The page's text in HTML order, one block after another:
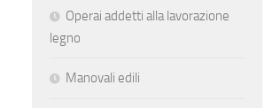
Operai addetti alla lavorazione
legno
Manovali edili